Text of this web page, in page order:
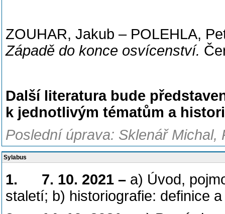
ZOUHAR, Jakub – POLEHLA,
Západě do konce osvícenství.
Další literatura bude
k jednotlivým tématům a
Poslední úprava: Sklenář
Sylabus
1. 7. 10. 2021 – a) Úvod,
staletí; b) historiografie: definice